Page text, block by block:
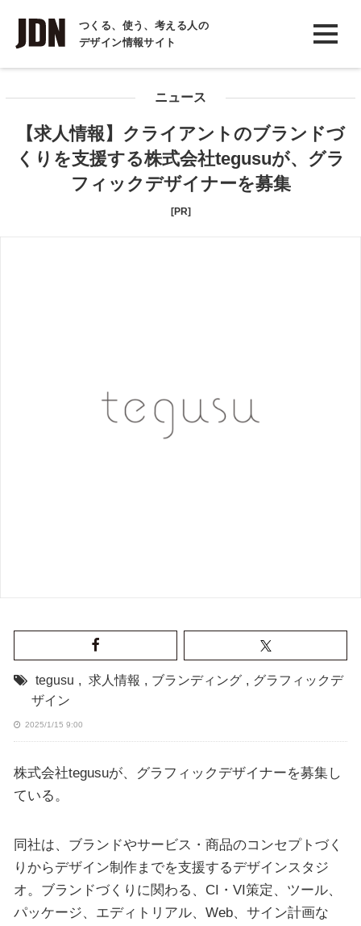
つくる、使う、考える人の
デザイン情報サイト
INTERVIEW
インタビュー
COLUMN
コラム
ニュース
【求人情報】クライアントのブランドづ
くりを支援する株式会社tegusuが、グラ
フィックデザイナーを募集
[PR]
tegusu , 求人情報 , ブランディング , グラフィックデ
ザイン
2025/1/15 9:00
株式会社tegusuが、グラフィックデザイナーを募集し
ている。
同社は、ブランドやサービス・商品のコンセプトづく
りからデザイン制作までを支援するデザインスタジ
オ。ブランドづくりに関わる、CI・VI策定、ツール、
パッケージ、エディトリアル、Web、サイン計画な